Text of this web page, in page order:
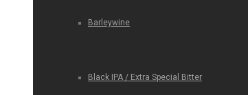
Barleywine
Black IPA / Extra Special Bitter